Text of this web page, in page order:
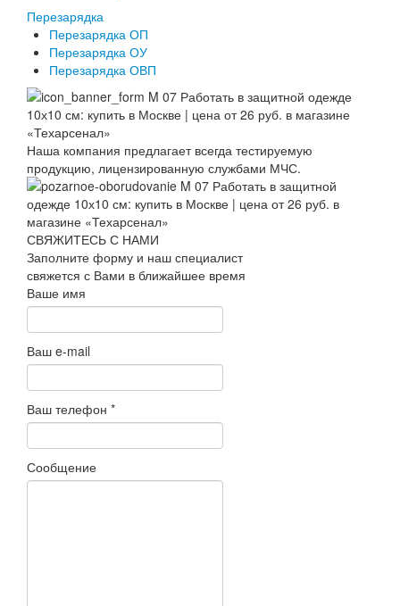
Перезарядка
Перезарядка ОП
Перезарядка ОУ
Перезарядка ОВП
Наша компания предлагает всегда тестируемую
продукцию, лицензированную службами МЧС.
СВЯЖИТЕСЬ С НАМИ
Заполните форму и наш специалист
свяжется с Вами в ближайшее время
Ваше имя
Ваш e-mail
Ваш телефон *
Сообщение